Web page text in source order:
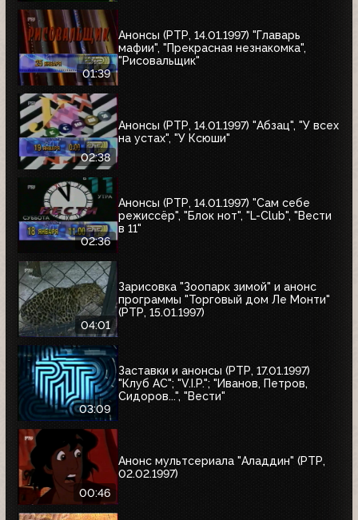
01:39
Анонсы (РТР, 14.01.1997) "Главарь
мафии", "Прекрасная незнакомка",
"Рисовальщик"
02:38
Анонсы (РТР, 14.01.1997) "Абзац", "У всех
на устах", "У Ксюши"
02:36
Анонсы (РТР, 14.01.1997) "Сам себе
режиссёр", "Блок нот", "L-Club", "Вести
в 11"
04:01
Зарисовка "Зоопарк зимой" и анонс
программы "Торговый дом Ле Монти"
(РТР, 15.01.1997)
03:09
Заставки и анонсы (РТР, 17.01.1997)
"Клуб АС"; "V.I.P."; "Иванов, Петров,
Сидоров...", "Вести"
00:46
Анонс мультсериала "Аладдин" (РТР,
02.02.1997)